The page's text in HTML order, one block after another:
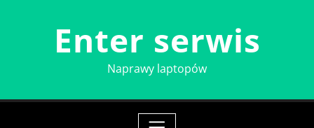
Enter serwis
Naprawy laptopów